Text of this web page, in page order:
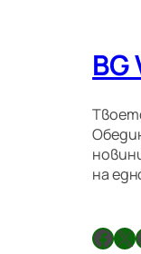
BG
на
Facebook X